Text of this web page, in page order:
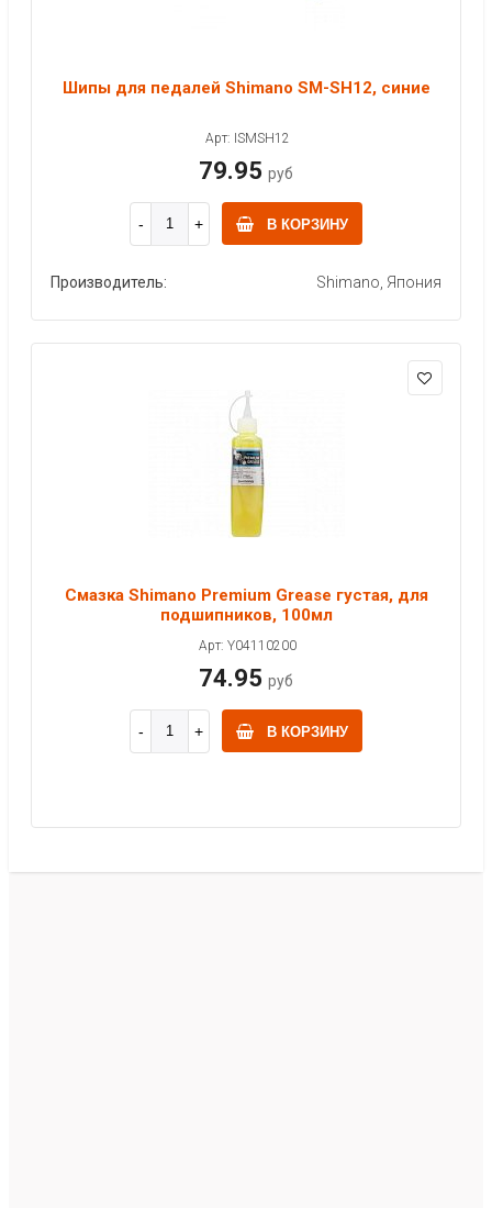
Шипы для педалей Shimano SM-SH12, синие
Арт: ISMSH12
79.95 руб
В КОРЗИНУ
Производитель: Shimano, Япония
Смазка Shimano Premium Grease густая, для
подшипников, 100мл
Арт: Y04110200
74.95 руб
В КОРЗИНУ